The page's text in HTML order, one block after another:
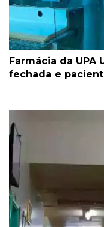
Farmácia da
fechada e